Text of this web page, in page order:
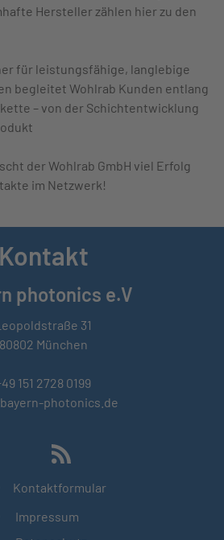
Hersteller zählen hier zu den
für leistungsfähige, langlebige
begleitet Wohlrab Kunden entlang
– von der Schichtentwicklung
der Wohlrab GmbH viel Erfolg
im Netzwerk!
Kontakt
photonics e.V
31
80802 München
151 2728 0199
photonics.de
Kontaktformular
Impressum